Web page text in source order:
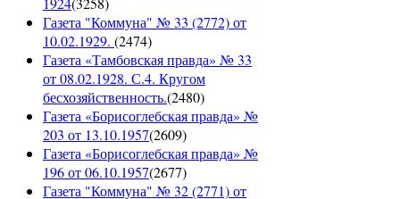
Газета "Коммуна" № 33 (2772) от
10.02.1929. (2474)
Газета «Тамбовская правда» № 33
от 08.02.1928. С.4. Кругом
бесхозяйственность.(2480)
Газета «Борисоглебская правда» №
203 от 13.10.1957(2609)
Газета «Борисоглебская правда» №
196 от 06.10.1957(2677)
Газета "Коммуна" № 32 (2771) от